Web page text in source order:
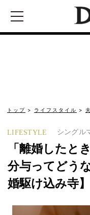
トップ ライフスタイル
LIFESTYLE シングル
「離婚したと
分与ってどう
婚駆け込み寺】